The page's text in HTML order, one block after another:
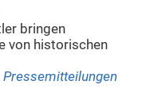
bringen
von historischen
Pressemitteilungen